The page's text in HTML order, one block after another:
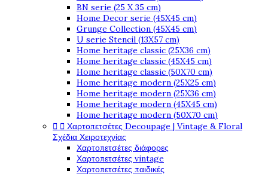
BN serie (25 X 35 cm)
Home Decor serie (45X45 cm)
Grunge Collection (45X45 cm)
U serie Stencil (13X57 cm)
Home heritage classic (25X36 cm)
Home heritage classic (45X45 cm)
Home heritage classic (50X70 cm)
Home heritage modern (25X25 cm)
Home heritage modern (25X36 cm)
Home heritage modern (45X45 cm)
Home heritage modern (50X70 cm)
  Χαρτοπετσέτες Decoupage | Vintage & Floral
Σχέδια Χειροτεχνίας
Χαρτοπετσέτες διάφορες
Χαρτοπετσέτες vintage
Χαρτοπετσέτες παιδικές